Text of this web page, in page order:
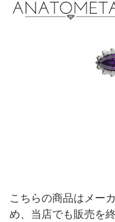
こちらの商品はメー
め、当店でも販売を